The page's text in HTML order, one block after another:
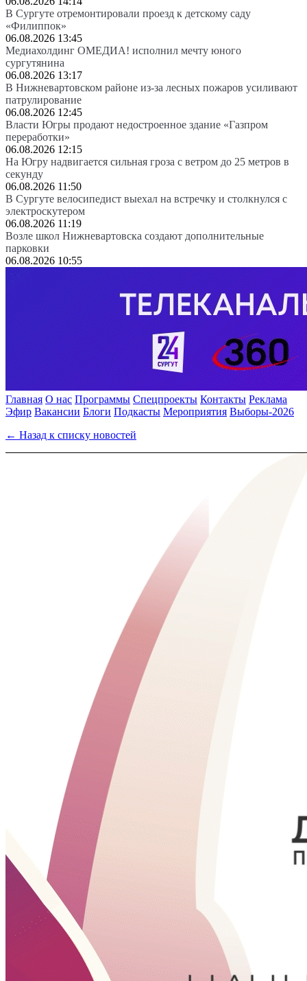
В Сургуте отремонтировали проезд к детскому саду
«Филиппок»
06.08.2026 13:45
Медиахолдинг ОМЕДИА! исполнил мечту юного
сургутянина
06.08.2026 13:17
В Нижневартовском районе из-за лесных пожаров усиливают
патрулирование
06.08.2026 12:45
Власти Югры продают недостроенное здание «Газпром
переработки»
06.08.2026 12:15
На Югру надвигается сильная гроза с ветром до 25 метров в
секунду
06.08.2026 11:50
В Сургуте велосипедист выехал на встречку и столкнулся с
электроскутером
06.08.2026 11:19
Возле школ Нижневартовска создают дополнительные
парковки
06.08.2026 10:55
Главная О нас Программы Спецпроекты Контакты Реклама
Эфир Вакансии Блоги Подкасты Мероприятия Выборы-2026
← Назад к списку новостей